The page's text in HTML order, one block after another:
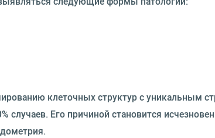
клеточных структур с уникальным
случаев. Его причиной становится